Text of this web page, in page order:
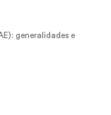
generalidades e